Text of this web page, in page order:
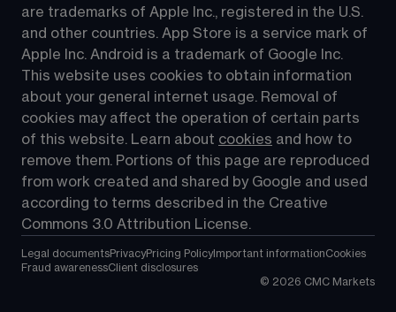
are trademarks of Apple Inc., registered in the U.S.
and other countries. App Store is a service mark of
Apple Inc. Android is a trademark of Google Inc.
This website uses cookies to obtain information
about your general internet usage. Removal of
cookies may affect the operation of certain parts
of this website. Learn about cookies and how to
remove them. Portions of this page are reproduced
from work created and shared by Google and used
according to terms described in the Creative
Commons 3.0 Attribution License.
Legal documentsPrivacyPricing PolicyImportant informationCookies
Fraud awarenessClient disclosures
© 2026 CMC Markets